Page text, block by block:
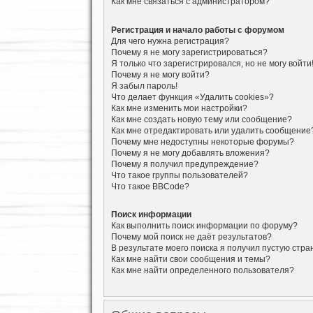
Регистрация и начало работы с форумом
Для чего нужна регистрация?
Почему я не могу зарегистрироваться?
Я только что зарегистрировался, но не могу войти!
Почему я не могу войти?
Я забыл пароль!
Что делает функция «Удалить cookies»?
Как мне изменить мои настройки?
Как мне создать новую тему или сообщение?
Как мне отредактировать или удалить
Почему мне недоступны некоторые форумы?
Почему я не могу добавлять вложения?
Почему я получил предупреждение?
Что такое группы пользователей?
Что такое BBCode?
Поиск информации
Как выполнить поиск информации по форуму?
Почему мой поиск не даёт результатов?
В результате моего поиска я получил пустую
Как мне найти свои сообщения и темы?
Как мне найти определенного пользователя?